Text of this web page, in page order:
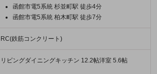
函館市電5系統 杉並町駅 徒歩4分
函館市電5系統 柏木町駅 徒歩7分
RC(鉄筋コンクリート)
リビングダイニングキッチン 12.2帖洋室 5.6帖